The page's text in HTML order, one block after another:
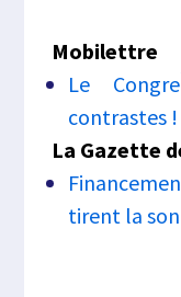
Mobilettre
Le
contrastes !
La Gazette
tirent la